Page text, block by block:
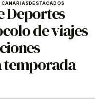
CANARIASDESTACADOS
Deportes
de viajes
temporada